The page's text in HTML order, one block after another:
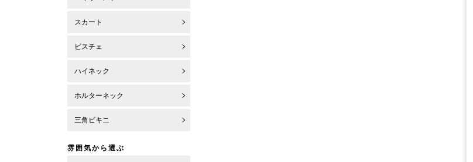
スカート
ビスチェ
ハイネック
ホルターネック
三角ビキニ
雰囲気から選ぶ